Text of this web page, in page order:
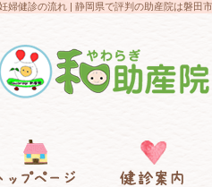
婦健診の流れ | 静岡県で評判の助産院は磐田